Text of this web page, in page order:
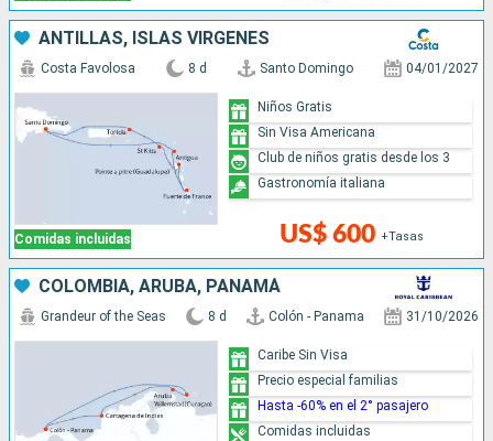
ANTILLAS, ISLAS VÍRGENES
Comidas incluidas
Costa Favolosa 8 d Santo Domingo 04/01/2027
US$ 600 +Tasas
Niños Gratis
Sin Visa Americana
Club de niños gratis desde los 3
Gastronomía italiana
COLOMBIA, ARUBA, PANAMÁ
Grandeur of the Seas 8 d Colón - Panama 31/10/2026
Caribe Sin Visa
Precio especial familias
Hasta -60% en el 2° pasajero
Comidas incluidas